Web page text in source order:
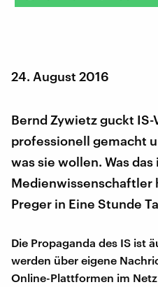
24. August 2016
Bernd Zywietz guckt IS-
professionell gemacht
was sie wollen. Was
Medienwissenschaftler
Preger in Eine Stunde
Die Propaganda des IS ist
werden über eigene
Online-Plattformen im